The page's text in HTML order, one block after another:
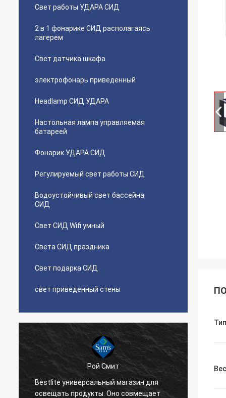
Свет работы УДАРА СИД
2 в 1 фонарике СИД располагаясь
лагерем
Свет датчика шкафа
электрофонарь приведенный
Headlamp СИД УДАРА
Настольная лампа управляемая
батареей
Фонарик УДАРА СИД
Регулируемый свет работы СИД
Водоустойчивый свет бассейна
СИД
Свет СИД Wifi умный
Света СИД праздника
Свет подарка СИД
свет приведенный стены
Рой Смит
Bestlite универсальный магазин для
освещать продукты. Оно совмещает
Вес